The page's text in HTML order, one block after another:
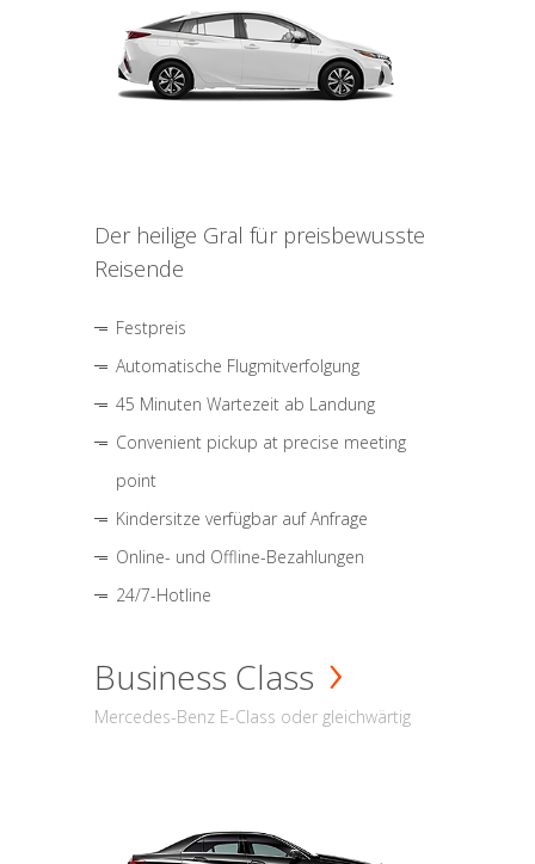
Der heilige Gral für preisbewusste
Reisende
Festpreis
Automatische Flugmitverfolgung
45 Minuten Wartezeit ab Landung
Convenient pickup at precise meeting
point
Kindersitze verfügbar auf Anfrage
Online- und Offline-Bezahlungen
24/7-Hotline
Business Class
Mercedes-Benz E-Class oder gleichwärtig